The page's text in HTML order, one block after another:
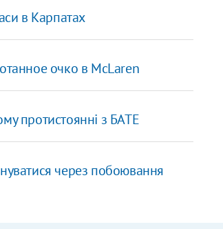
в Карпатах
очко в McLaren
протистоянні з БАТЕ
через побоювання